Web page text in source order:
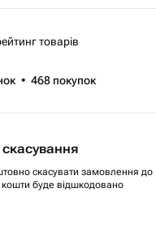
товарів
• 468 покупок
скасувати замовлення до
кошти буде відшкодовано